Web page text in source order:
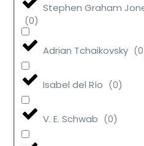
Stephen Graham
(0)
Adrian Tchaikovsky (0
Isabel del Río (0)
V. E. Schwab (0)